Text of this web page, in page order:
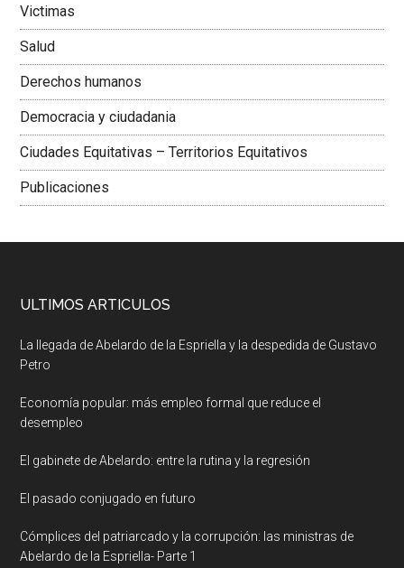
Victimas
Salud
Derechos humanos
Democracia y ciudadania
Ciudades Equitativas – Territorios Equitativos
Publicaciones
ULTIMOS ARTICULOS
La llegada de Abelardo de la Espriella y la despedida de Gustavo
Petro
Economía popular: más empleo formal que reduce el
desempleo
El gabinete de Abelardo: entre la rutina y la regresión
El pasado conjugado en futuro
Cómplices del patriarcado y la corrupción: las ministras de
Abelardo de la Espriella- Parte 1